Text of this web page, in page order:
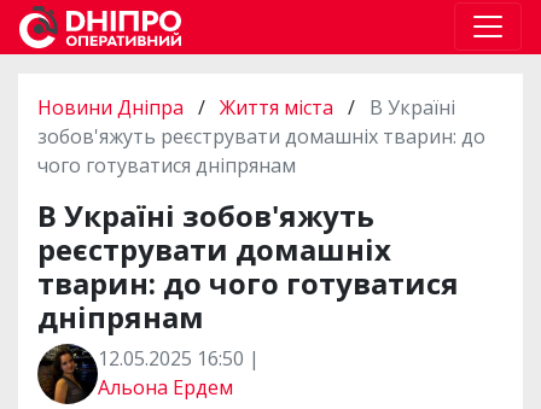
Новини Дніпра / Життя міста / В Україні
зобов'яжуть реєструвати домашніх тварин: до
чого готуватися дніпрянам
В Україні зобов'яжуть
реєструвати домашніх
тварин: до чого готуватися
дніпрянам
12.05.2025 16:50 |
Альона Ердем